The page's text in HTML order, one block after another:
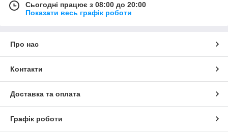
Сьогодні працює з 08:00 до 20:00
Показати весь графік роботи
Про нас
Контакти
Доставка та оплата
Графік роботи